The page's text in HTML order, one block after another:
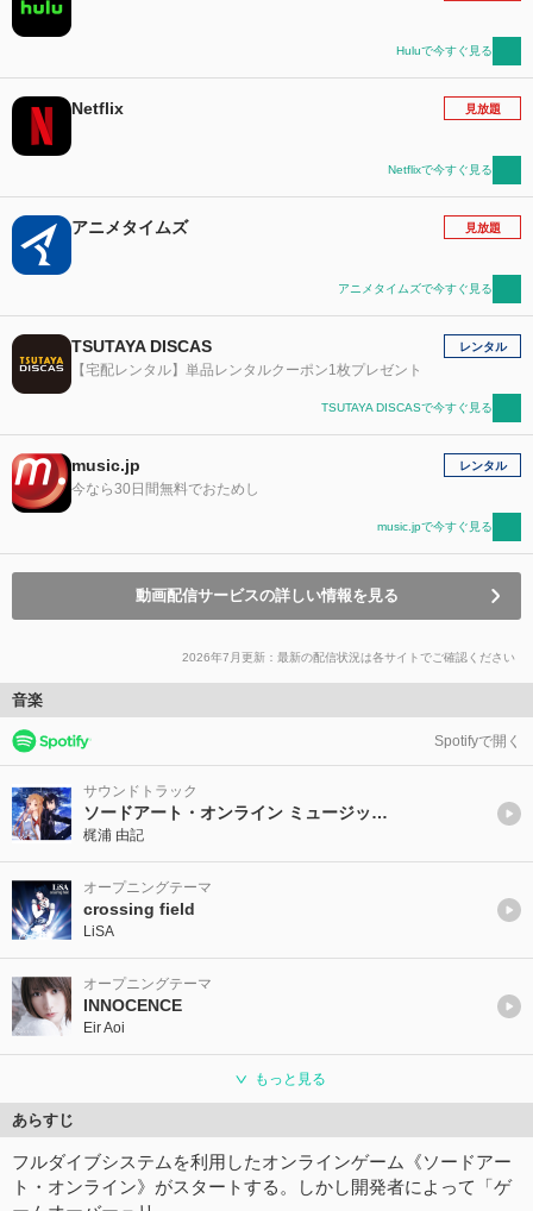
Huluで今すぐ見る
Netflix 見放題
Netflixで今すぐ見る
アニメタイムズ 見放題
アニメタイムズで今すぐ見る
TSUTAYA DISCAS
【宅配レンタル】単品レンタルクーポン1枚プレゼント
レンタル
TSUTAYA DISCASで今すぐ見る
music.jp
今なら30日間無料でおためし
レンタル
music.jpで今すぐ見る
動画配信サービスの詳しい情報を見る
2026年7月更新：最新の配信状況は各サイトでご確認ください
音楽
Spotifyで開く
サウンドトラック
ソードアート・オンライン ミュージックコレクション
梶浦 由記
オープニングテーマ
crossing field
LiSA
オープニングテーマ
INNOCENCE
Eir Aoi
もっと見る
あらすじ
フルダイブシステムを利用したオンラインゲーム《ソードアー
ト・オンライン》がスタートする。しかし開発者によって「ゲ